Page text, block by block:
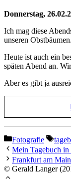
Donnerstag,
Ich mag diese
unseren Obstbäumen.
Heute ist auch ein
späten Abend an.
Aber es gibt ja
Kategorien
Fotografie
Mein Tagebuch
Frankfurt am
© Gerald Langer